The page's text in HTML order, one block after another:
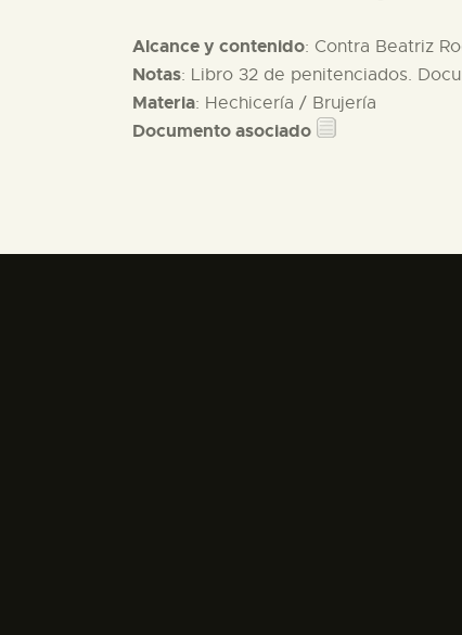
Alcance y contenido: Contra Beatriz
Notas: Libro 32 de penitenciados.
Materia: Hechicería / Brujería
Documento asociado